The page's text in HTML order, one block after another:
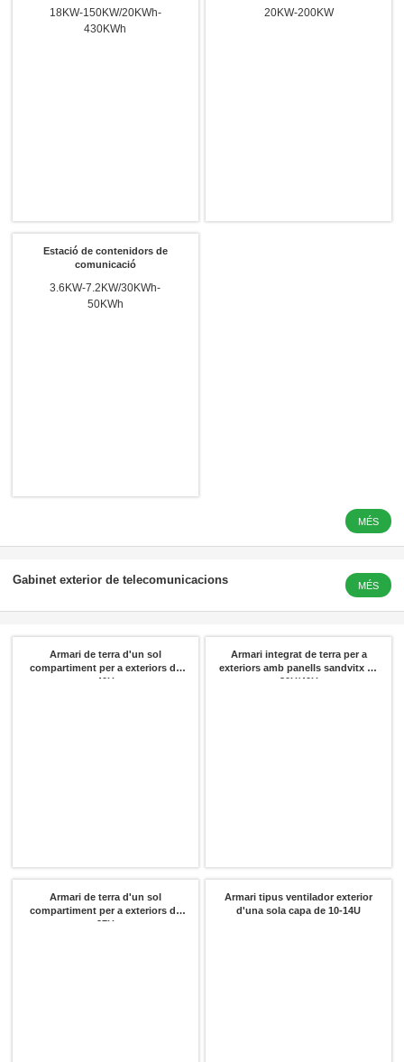
d'energia
18KW-150KW/20KWh-
430KWh
20KW-200KW
Estació de contenidors de
comunicació
3.6KW-7.2KW/30KWh-
50KWh
LFP 3.2 V
MÉS
Gabinet exterior de telecomunicacions MÉS
Armari de terra d'un sol
compartiment per a exteriors de
40U
Armari integrat de terra per a
exteriors amb panells sandvitx de
30U/40U
Armari de terra d'un sol
compartiment per a exteriors de
27U
Armari tipus ventilador exterior
d'una sola capa de 10-14U